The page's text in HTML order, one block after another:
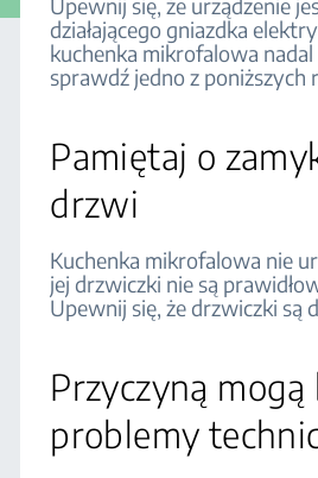
działającego gniazdka
kuchenka mikrofalowa nadal
sprawdź jedno z poniższych
Pamiętaj o
drzwi
Kuchenka mikrofalowa nie
jej drzwiczki nie są
Upewnij się, że drzwiczki są
Przyczyną mogą
problemy